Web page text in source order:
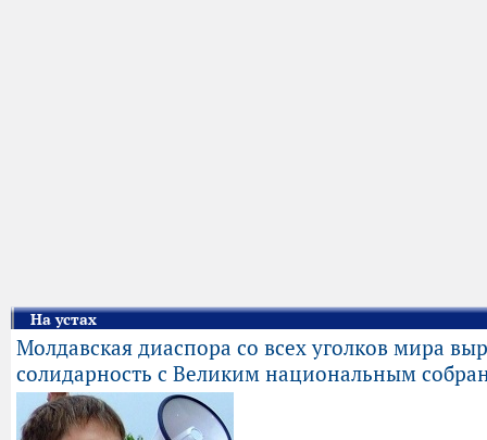
На устах
Молдавская диаспора со всех уголков мира
солидарность с Великим национальным